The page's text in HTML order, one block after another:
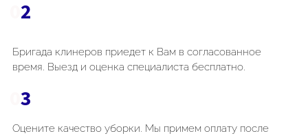
2
Бригада клинеров приедет к Вам в согласованное
время. Выезд и оценка специалиста бесплатно.
3
Оцените качество уборки. Мы примем оплату после